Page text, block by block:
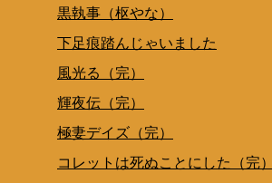
黒執事（枢やな）
下足痕踏んじゃいました
風光る（完）
輝夜伝（完）
極妻デイズ（完）
コレットは死ぬことにした（完）